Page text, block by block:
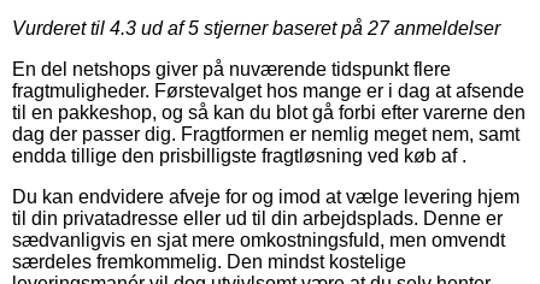
Vurderet til 4.3 ud af 5 stjerner baseret på 27anmeldelser
En del netshops giver på nuværende tidspunkt flere
fragtmuligheder. Førstevalget hos mange er i dag at afsende
til en pakkeshop, og så kan du blot gå forbi efter varerne den
dag der passer dig. Fragtformen er nemlig meget nem, samt
endda tillige den prisbilligste fragtløsning ved køb af .
Du kan endvidere afveje for og imod at vælge levering hjem
til din privatadresse eller ud til din arbejdsplads. Denne er
sædvanligvis en sjat mere omkostningsfuld, men omvendt
særdeles fremkommelig. Den mindst kostelige